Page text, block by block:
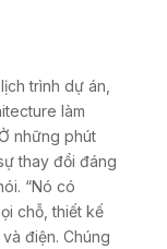
trình dự án,
làm
những phút
thay đổi đáng
“Nó có
chỗ, thiết kế
điện. Chúng